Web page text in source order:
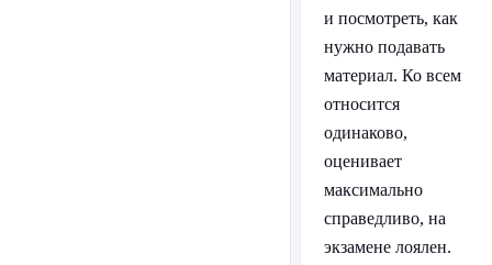
и посмотреть, как
нужно подавать
материал. Ко всем
относится
одинаково,
оценивает
максимально
справедливо, на
экзамене лоялен.